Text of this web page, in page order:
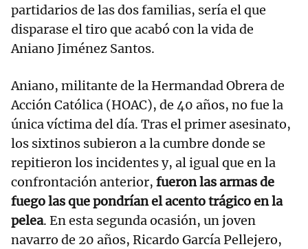
partidarios de las dos familias, sería el que
disparase el tiro que acabó con la vida de
Aniano Jiménez Santos.
Aniano, militante de la Hermandad Obrera de
Acción Católica (HOAC), de 40 años, no fue la
única víctima del día. Tras el primer asesinato,
los sixtinos subieron a la cumbre donde se
repitieron los incidentes y, al igual que en la
confrontación anterior, fueron las armas de
fuego las que pondrían el acento trágico en la
pelea. En esta segunda ocasión, un joven
navarro de 20 años, Ricardo García Pellejero,